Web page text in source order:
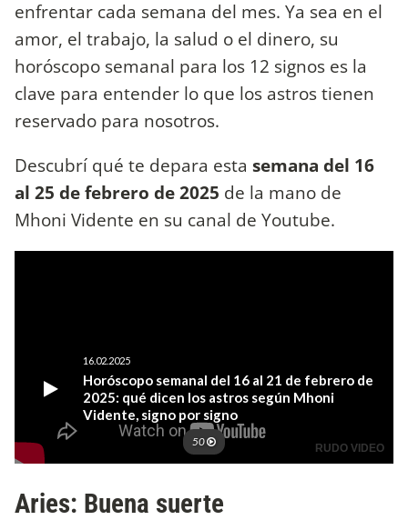
enfrentar cada semana del mes. Ya sea en el
amor, el trabajo, la salud o el dinero, su
horóscopo semanal para los 12 signos es la
clave para entender lo que los astros tienen
reservado para nosotros.
Descubrí qué te depara esta semana del 16
al 25 de febrero de 2025 de la mano de
Mhoni Vidente en su canal de Youtube.
Aries: Buena suerte